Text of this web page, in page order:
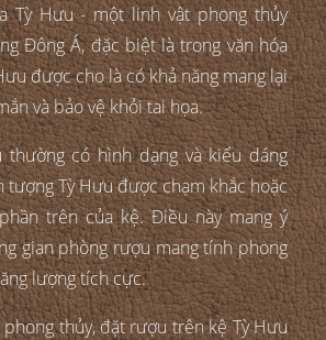
Tỳ Hưu - một linh vật phong thủy
Đông Á, đặc biệt là trong văn hóa
được cho là có khả năng mang lại
và bảo vệ khỏi tai họa.
thường có hình dạng và kiểu dáng
tượng Tỳ Hưu được chạm khắc hoặc
trên của kệ. Điều này mang ý
gian phòng rượu mang tính phong
lượng tích cực.
thủy, đặt rượu trên kệ Tỳ Hưu